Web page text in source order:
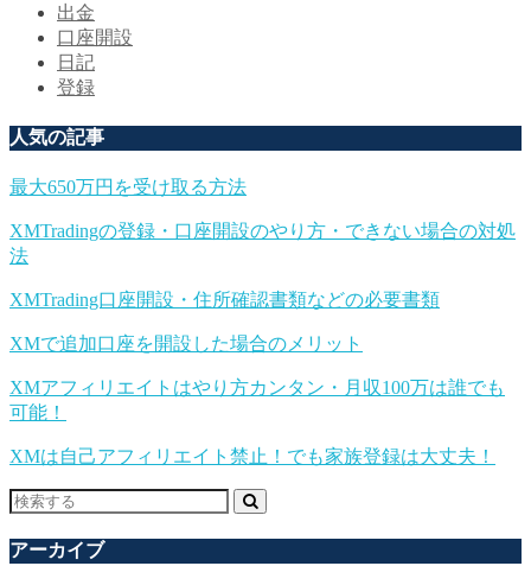
出金
口座開設
日記
登録
人気の記事
最大650万円を受け取る方法
XMTradingの登録・口座開設のやり方・できない場合の対処
法
XMTrading口座開設・住所確認書類などの必要書類
XMで追加口座を開設した場合のメリット
XMアフィリエイトはやり方カンタン・月収100万は誰でも
可能！
XMは自己アフィリエイト禁止！でも家族登録は大丈夫！
アーカイブ